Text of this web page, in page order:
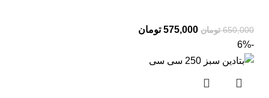
650,000 تومان 575,000 تومان
-6%